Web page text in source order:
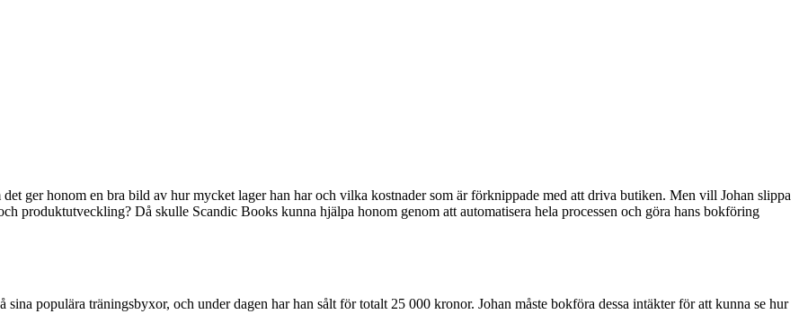
ger honom en bra bild av hur mycket lager han har och vilka kostnader som är förknippade med att driva butiken. Men vill Johan slippa
produktutveckling? Då skulle Scandic Books kunna hjälpa honom genom att automatisera hela processen och göra hans bokföring
populära träningsbyxor, och under dagen har han sålt för totalt 25 000 kronor. Johan måste bokföra dessa intäkter för att kunna se hur